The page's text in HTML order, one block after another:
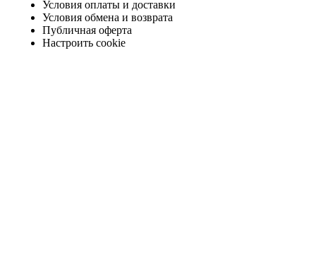
Условия оплаты и доставки
Условия обмена и возврата
Публичная оферта
Настроить cookie